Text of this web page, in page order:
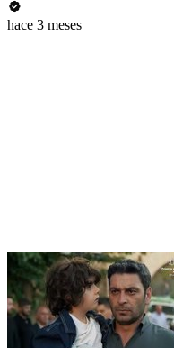
hace 3 meses